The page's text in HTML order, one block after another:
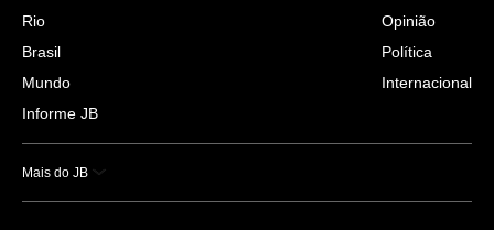
Rio
Brasil
Mundo
Informe JB
Opinião
Política
Internacional
Mais do JB
Esportes